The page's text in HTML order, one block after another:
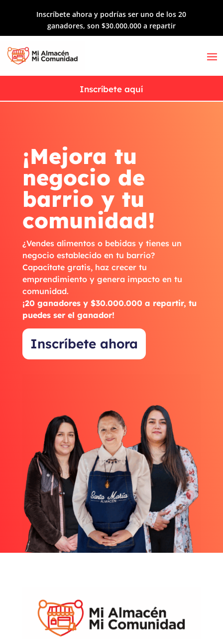
Inscríbete ahora y podrías ser uno de los 20
ganadores, son $30.000.000 a repartir
Inscríbete aquí
¡Mejora tu
negocio de
barrio y tu
comunidad!
¿Vendes alimentos o bebidas y tienes un
negocio establecido en tu barrio?
Capacítate gratis, haz crecer tu
emprendimiento y genera impacto en tu
comunidad.
¡20 ganadores y $30.000.000 a repartir, tu
puedes ser el ganador!
Inscríbete ahora